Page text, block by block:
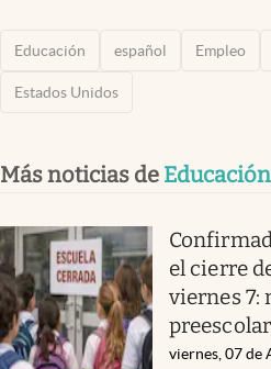
Educación español Empleo
Estados Unidos
Más noticias de Educación
el cierre
viernes 7:
viernes, 07 de